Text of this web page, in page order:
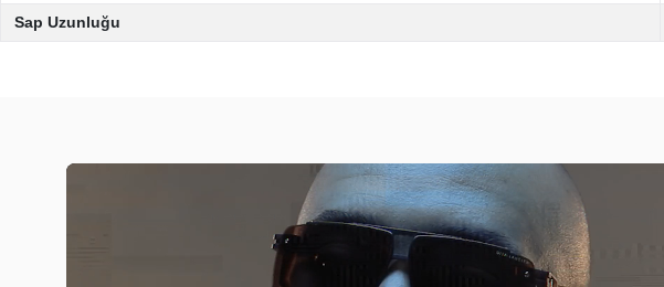
Sap Uzunluğu